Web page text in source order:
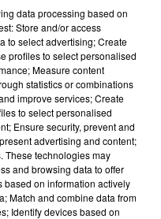
les ventes et le
général, puis
de la philosophie et
Le romancier fut
octobre 1973.
journaliste,
le cancer de la
d’hospitalisation mais
data processing based on
Store and/or access
to select advertising; Create
profiles to select personalised
Measure content
statistics or combinations
improve services; Create
to select personalised
Ensure security, prevent and
advertising and content;
These technologies may
and browsing data to offer
on information actively
Match and combine data from
Identify devices based on